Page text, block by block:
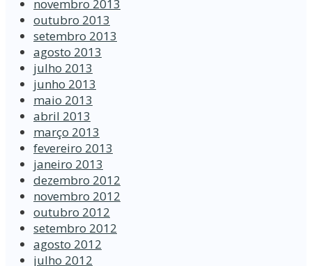
novembro 2013
outubro 2013
setembro 2013
agosto 2013
julho 2013
junho 2013
maio 2013
abril 2013
março 2013
fevereiro 2013
janeiro 2013
dezembro 2012
novembro 2012
outubro 2012
setembro 2012
agosto 2012
julho 2012